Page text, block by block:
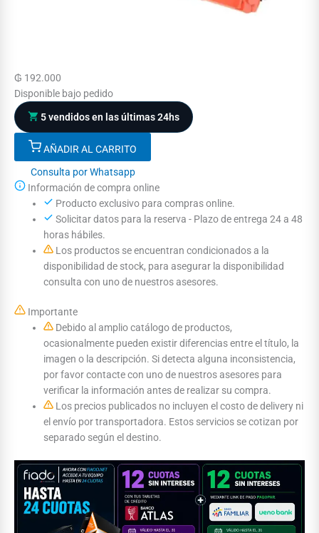
₲ 192.000
Disponible bajo pedido
5 vendidos en las últimas 24hs
AÑADIR AL CARRITO
Consulta por Whatsapp
Información de compra online
Producto exclusivo para compras online.
Solicitar datos para la reserva - Plazo de entrega 24 a 48
horas hábiles.
Los productos se encuentran condicionados a la
disponibilidad de stock, para asegurar la disponibilidad
consulta con uno de nuestros asesores.
Importante
Debido al amplio catálogo de productos,
ocasionalmente pueden existir diferencias entre el título, la
imagen o la descripción. Si detecta alguna inconsistencia,
por favor contacte con uno de nuestros asesores para
verificar la información antes de realizar su compra.
Los precios publicados no incluyen el costo de delivery ni
el envío por transportadora. Estos servicios se cotizan por
separado según el destino.